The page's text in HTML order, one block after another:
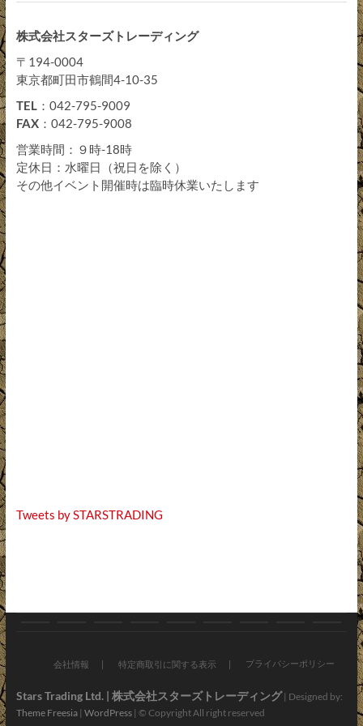
株式会社スターズトレーディング
〒194-0004
東京都町田市鶴間4-10-35
TEL：042-795-9009
FAX：042-795-9008
営業時間：９時-18時
定休日：水曜日（祝日を除く）
その他イベント開催時は臨時休業いたします
Tweets by STARSTRADING
ら
せ
ロ
グ
イ
ク
パ
ン
ラ
イ
車・
中
古
す
す
め
社
情
報
プ
リ・
問
い
会社情報 特定商取引に関する表示 プライバシーポリシー
Stars Trading Ltd. | 株式会社スターズトレーディング| Designed by:
Theme Freesia| WordPress| © Copyright All right reserved